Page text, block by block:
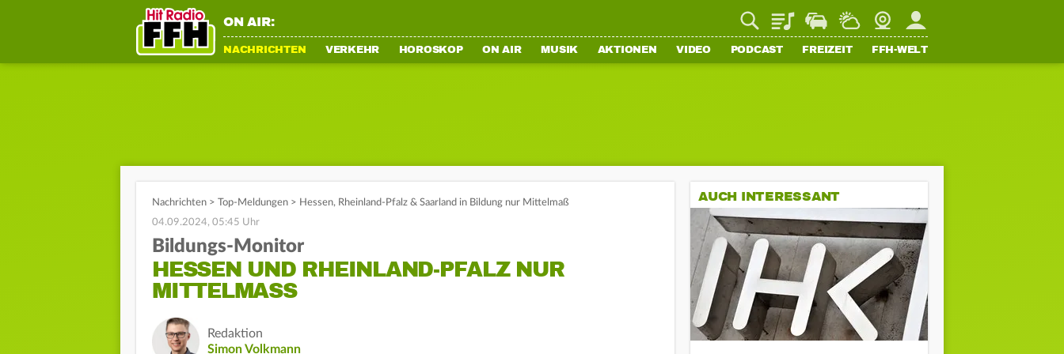
ON AIR: PlaylistStaupilotWetterWebcamMein FFH
NACHRICHTEN VERKEHR HOROSKOP ON AIR MUSIK AKTIONEN VIDEO PODCAST FREIZEIT FFH-WELT
Nachrichten > Top-Meldungen > Hessen, Rheinland-Pfalz & Saarland in Bildung nur Mittelmaß
04.09.2024, 05:45 Uhr
Bildungs-Monitor
HESSEN UND RHEINLAND-PFALZ NUR
MITTELMASS
Redaktion
Simon Volkmann
AUCH INTERESSANT